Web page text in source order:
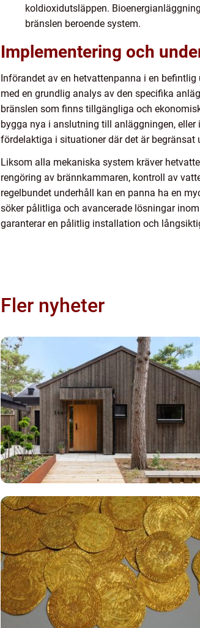
koldioxidutsläppen.
bränslen beroende system.
Implementering och
Införandet av en hetvattenpanna i en
med en grundlig analys av den specifika
bränslen som finns tillgängliga och
bygga nya i anslutning till anläggningen,
fördelaktiga i situationer där det är
Liksom alla mekaniska system kräver
rengöring av brännkammaren, kontroll av
regelbundet underhåll kan en panna ha en
söker pålitliga och avancerade lösningar
garanterar en pålitlig installation och
Fler nyheter